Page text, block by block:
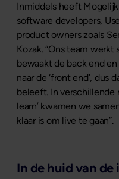
Inmiddels heeft
software developers,
product owners zoals
Kozak. “Ons team werkt
bewaakt de back end
naar de ‘front end’, dus
beleeft. In verschillende
learn’ kwamen we
klaar is om live te gaan”.
In de huid van